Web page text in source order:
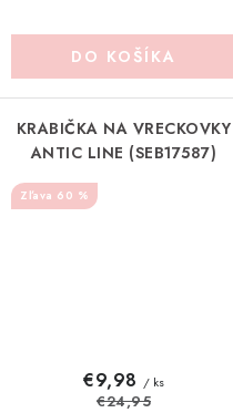
DO KOŠÍKA
KRABIČKA NA VRECKOVKY
ANTIC LINE (SEB17587)
60 %
€9,98 / ks
€24,95